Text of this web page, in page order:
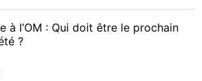
à l’OM : Qui doit être le prochain
?